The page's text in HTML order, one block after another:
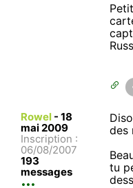
Rowel - 18
mai 2009
Inscription :
06/08/2007
193
messages
des
tu